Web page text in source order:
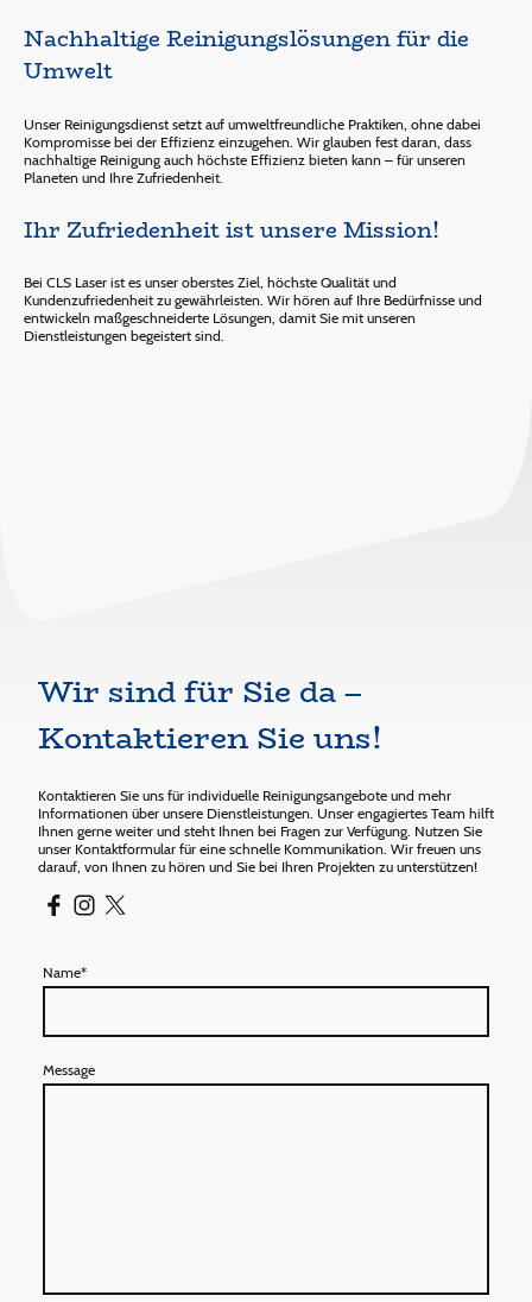
Nachhaltige Reinigungslösungen für die
Umwelt
Unser Reinigungsdienst setzt auf umweltfreundliche Praktiken, ohne dabei
Kompromisse bei der Effizienz einzugehen. Wir glauben fest daran, dass
nachhaltige Reinigung auch höchste Effizienz bieten kann – für unseren
Planeten und Ihre Zufriedenheit.
Ihr Zufriedenheit ist unsere Mission!
Bei CLS Laser ist es unser oberstes Ziel, höchste Qualität und
Kundenzufriedenheit zu gewährleisten. Wir hören auf Ihre Bedürfnisse und
entwickeln maßgeschneiderte Lösungen, damit Sie mit unseren
Dienstleistungen begeistert sind.
Wir sind für Sie da –
Kontaktieren Sie uns!
Kontaktieren Sie uns für individuelle Reinigungsangebote und mehr
Informationen über unsere Dienstleistungen. Unser engagiertes Team hilft
Ihnen gerne weiter und steht Ihnen bei Fragen zur Verfügung. Nutzen Sie
unser Kontaktformular für eine schnelle Kommunikation. Wir freuen uns
darauf, von Ihnen zu hören und Sie bei Ihren Projekten zu unterstützen!
Name*
Message